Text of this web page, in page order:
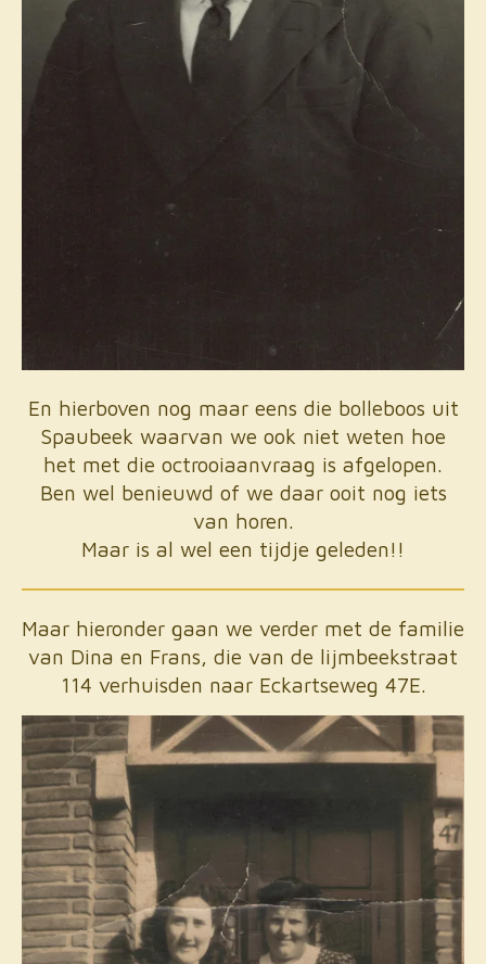
En hierboven nog maar eens die bolleboos uit
Spaubeek waarvan we ook niet weten hoe
het met die octrooiaanvraag is afgelopen.
Ben wel benieuwd of we daar ooit nog iets
van horen.
Maar is al wel een tijdje geleden!!
Maar hieronder gaan we verder met de familie
van Dina en Frans, die van de lijmbeekstraat
114 verhuisden naar Eckartseweg 47E.